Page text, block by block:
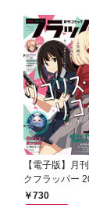
【電子版】月
クフラッパー
月号730